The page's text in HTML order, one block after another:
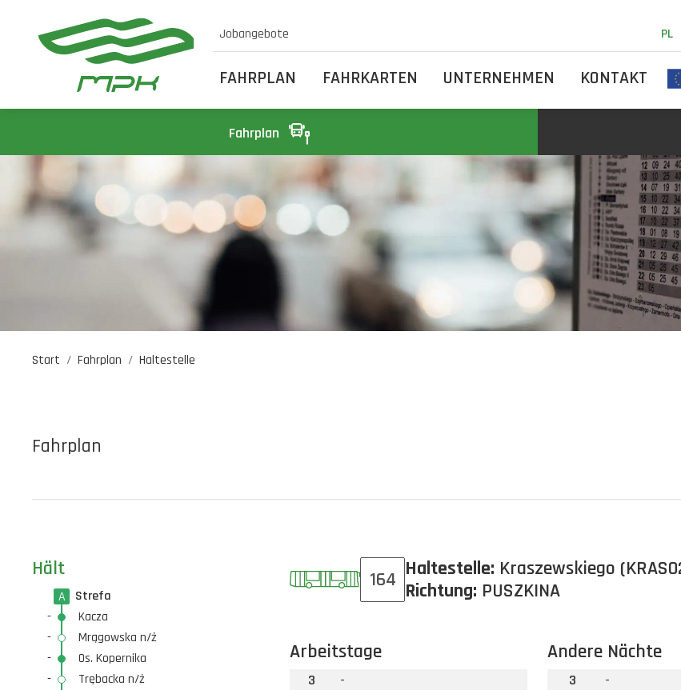
Jobangebote PL
FAHRPLAN FAHRKARTEN UNTERNEHMEN KONTAKT
Fahrplan
Start Fahrplan Haltestelle
Fahrplan
Hält
A
Strefa
-
Kacza
-
Mrągowska n/ż
-
Os. Kopernika
-
Trębacka n/ż
164 Haltestelle: Kraszewskiego
Richtung: PUSZKINA
Arbeitstage
3
-
Andere Nächte
3
-